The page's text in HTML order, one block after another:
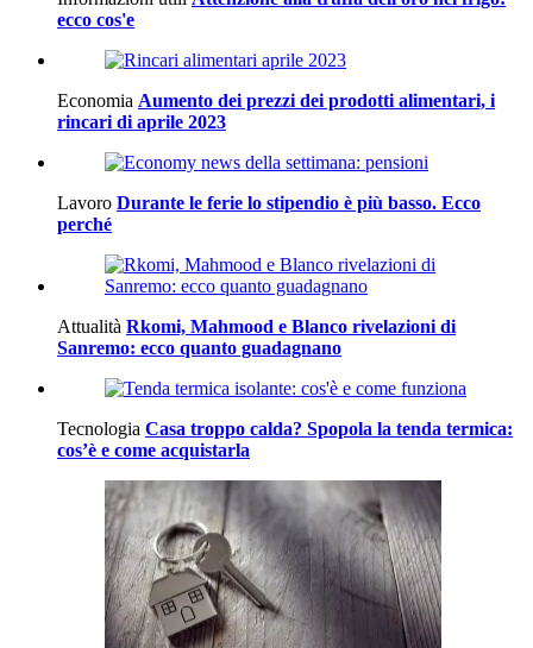
ecco cos'e
Economia Aumento dei prezzi dei prodotti alimentari, i
rincari di aprile 2023
Lavoro Durante le ferie lo stipendio è più basso. Ecco
perché
Attualità Rkomi, Mahmood e Blanco rivelazioni di
Sanremo: ecco quanto guadagnano
Tecnologia Casa troppo calda? Spopola la tenda termica:
cos’è e come acquistarla